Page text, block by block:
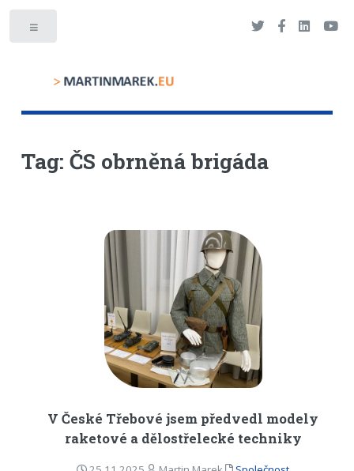
Tag: ČS obrněná brigáda
V České Třebové jsem předvedl modely
raketové a dělostřelecké techniky